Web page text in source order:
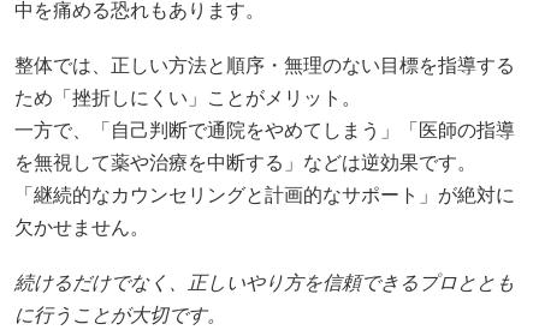
中を痛める恐れもあります。
整体では、正しい方法と順序・無理のない目標を指導する
ため「挫折しにくい」ことがメリット。
一方で、「自己判断で通院をやめてしまう」「医師の指導
を無視して薬や治療を中断する」などは逆効果です。
「継続的なカウンセリングと計画的なサポート」が絶対に
欠かせません。
続けるだけでなく、正しいやり方を信頼できるプロととも
に行うことが大切です。